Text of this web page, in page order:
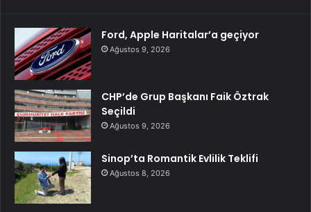
Ford, Apple Haritalar’a geçiyor
Ağustos 9, 2026
CHP’de Grup Başkanı Faik Öztrak
Seçildi
Ağustos 9, 2026
Sinop’ta Romantik Evlilik Teklifi
Ağustos 8, 2026